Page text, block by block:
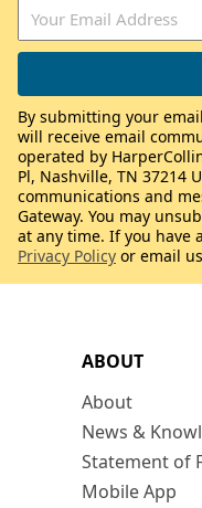
ABOUT
About
News &
Statement of
Mobile App
By submitting your
will receive email
operated by
Pl, Nashville, TN 37214
communications and
Gateway. You may
at any time. If you have
Privacy Policy or email